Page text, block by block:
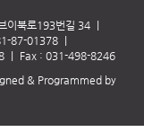
이북로193번길 34 ｜
87-01378｜
｜
Fax : 031-498-8246
& Programmed by